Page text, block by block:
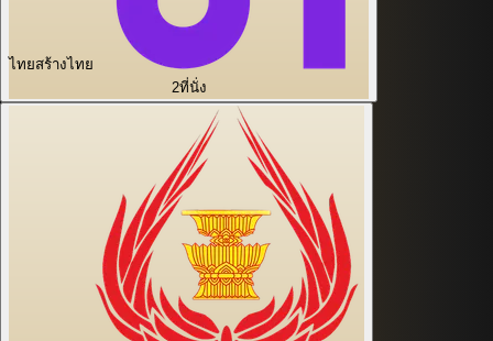
ไทยสร้างไทย
2ที่นั่ง